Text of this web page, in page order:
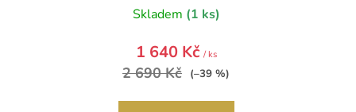
Skladem (1 ks)
1 640 Kč / ks
2 690 Kč (–39 %)